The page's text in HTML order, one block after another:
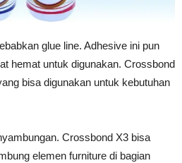
glue line. Adhesive ini pun
hemat untuk digunakan. Crossbond
bisa digunakan untuk kebutuhan
Crossbond X3 bisa
elemen furniture di bagian